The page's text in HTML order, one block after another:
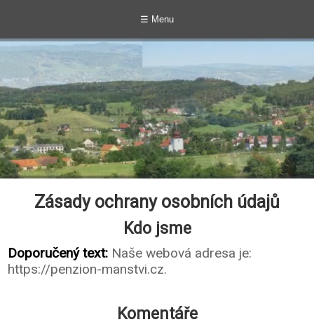
☰ Menu
Zásady ochrany osobních údajů
Kdo jsme
Doporučený text: Naše webová adresa je:
https://penzion-manstvi.cz.
Komentáře